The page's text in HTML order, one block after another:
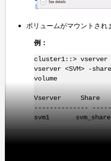
ボリュームがマウントされ
例：
cluster1::> vserver
vserver <SVM> -
volume
Vserver Share
--------------
svm1